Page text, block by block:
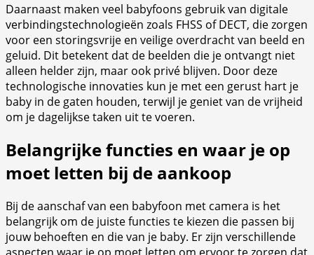
Daarnaast maken veel babyfoons gebruik van digitale
verbindingstechnologieën zoals FHSS of DECT, die zorgen
voor een storingsvrije en veilige overdracht van beeld en
geluid. Dit betekent dat de beelden die je ontvangt niet
alleen helder zijn, maar ook privé blijven. Door deze
technologische innovaties kun je met een gerust hart je
baby in de gaten houden, terwijl je geniet van de vrijheid
om je dagelijkse taken uit te voeren.
Belangrijke functies en waar je op
moet letten bij de aankoop
Bij de aanschaf van een babyfoon met camera is het
belangrijk om de juiste functies te kiezen die passen bij
jouw behoeften en die van je baby. Er zijn verschillende